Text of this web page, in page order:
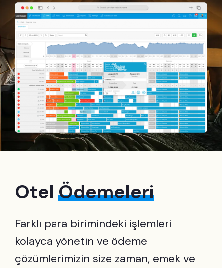
Otel Ödemeleri
Farklı para birimindeki işlemleri
kolayca yönetin ve ödeme
çözümlerimizin size zaman, emek ve